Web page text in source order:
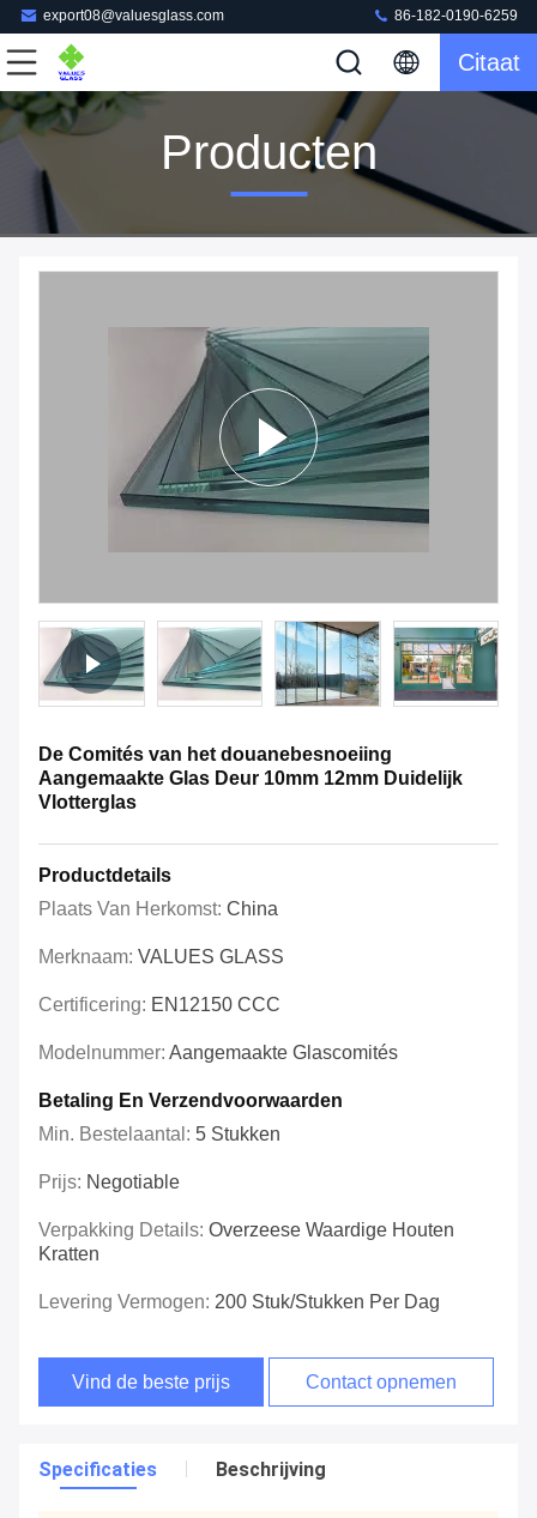
export08@valuesglass.com 86-182-0190-6259
Citaat
Producten
De Comités van het douanebesnoeiing
Aangemaakte Glas Deur 10mm 12mm Duidelijk
Vlotterglas
Productdetails
Plaats Van Herkomst: China
Merknaam: VALUES GLASS
Certificering: EN12150 CCC
Modelnummer: Aangemaakte Glascomités
Betaling En Verzendvoorwaarden
Min. Bestelaantal: 5 Stukken
Prijs: Negotiable
Verpakking Details: Overzeese Waardige Houten
Kratten
Levering Vermogen: 200 Stuk/Stukken Per Dag
Vind de beste prijs Contact opnemen
Specificaties Beschrijving